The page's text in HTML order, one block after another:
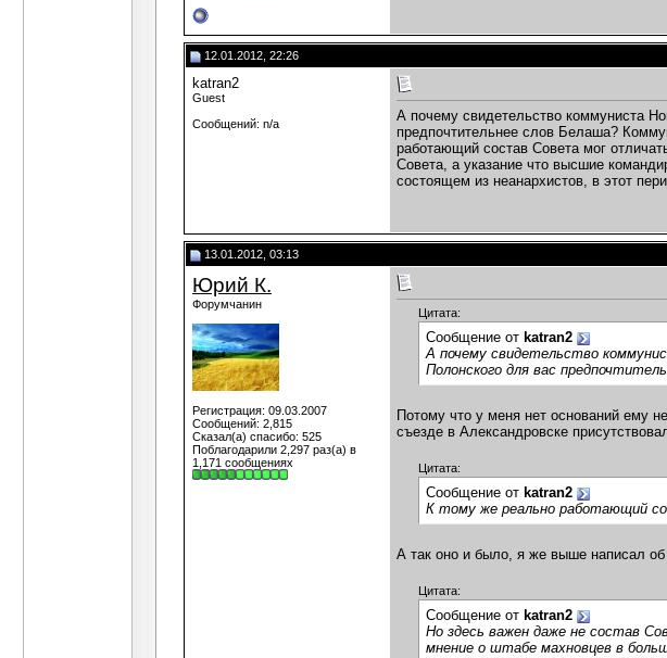
12.01.2012, 22:26
katran2
Guest
Сообщений: n/a
А почему свидетельство коммуниста
предпочтительнее слов Белаша?
работающий состав Совета мог
Совета, а указание что высшие
состоящем из неанархистов, в этот
13.01.2012, 03:13
Юрий К.
Форумчанин
Регистрация: 09.03.2007
Сообщений: 2,815
Сказал(а) спасибо: 525
Поблагодарили 2,297 раз(а) в
1,171 сообщениях
Цитата:
Сообщение от katran2
А почему свидетельство
Полонского для вас
Потому что у меня нет оснований ему
съезде в Александровске
Цитата:
Сообщение от katran2
К тому же реально работающий
А так оно и было, я же выше написал об
Цитата:
Сообщение от katran2
Но здесь важен даже не состав
мнение о штабе махновцев в